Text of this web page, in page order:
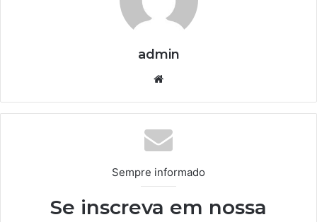
admin
te
Sempre informado
Se inscreva em nossa